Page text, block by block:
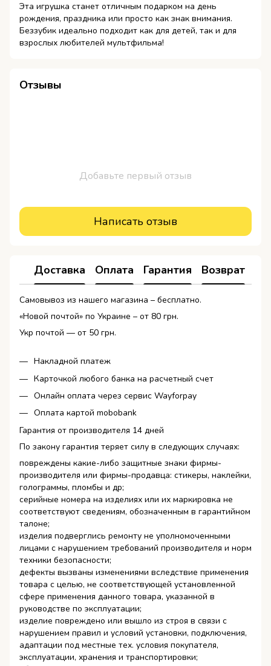
Эта игрушка станет отличным подарком на день
рождения, праздника или просто как знак внимания.
Беззубик идеально подходит как для детей, так и для
взрослых любителей мультфильма!
Отзывы
Добавьте первый отзыв
Написать отзыв
Доставка Оплата Гарантия Возврат
Самовывоз из нашего магазина – бесплатно.
«Новой почтой» по Украине – от 80 грн.
Укр почтой — от 50 грн.
Накладной платеж
Карточкой любого банка на расчетный счет
Онлайн оплата через сервис Wayforpay
Оплата картой mobobank
Гарантия от производителя 14 дней
По закону гарантия теряет силу в следующих случаях:
повреждены какие-либо защитные знаки фирмы-
производителя или фирмы-продавца: стикеры, наклейки,
голограммы, пломбы и др;
серийные номера на изделиях или их маркировка не
соответствуют сведениям, обозначенным в гарантийном
талоне;
изделия подверглись ремонту не уполномоченными
лицами с нарушением требований производителя и норм
техники безопасности;
дефекты вызваны изменениями вследствие применения
товара с целью, не соответствующей установленной
сфере применения данного товара, указанной в
руководстве по эксплуатации;
изделие повреждено или вышло из строя в связи с
нарушением правил и условий установки, подключения,
адаптации под местные тех. условия покупателя,
эксплуатации, хранения и транспортировки;